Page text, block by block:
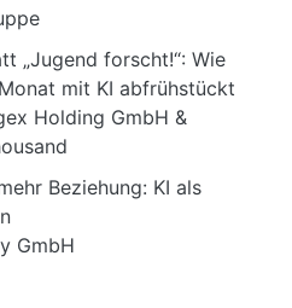
„Jugend forscht!“: Wie
mit KI abfrühstückt
Holding GmbH &
Beziehung: KI als
GmbH